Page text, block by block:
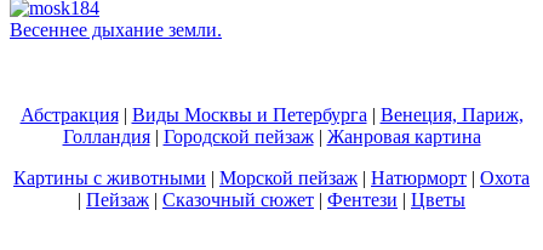
Весеннее дыхание земли.
Абстракция| Виды Москвы и Петербурга | Венеция, Париж,
Голландия| Городской пейзаж| Жанровая картина
Картины с животными | Морской пейзаж | Натюрморт | Охота
| Пейзаж | Сказочный сюжет | Фентези | Цветы